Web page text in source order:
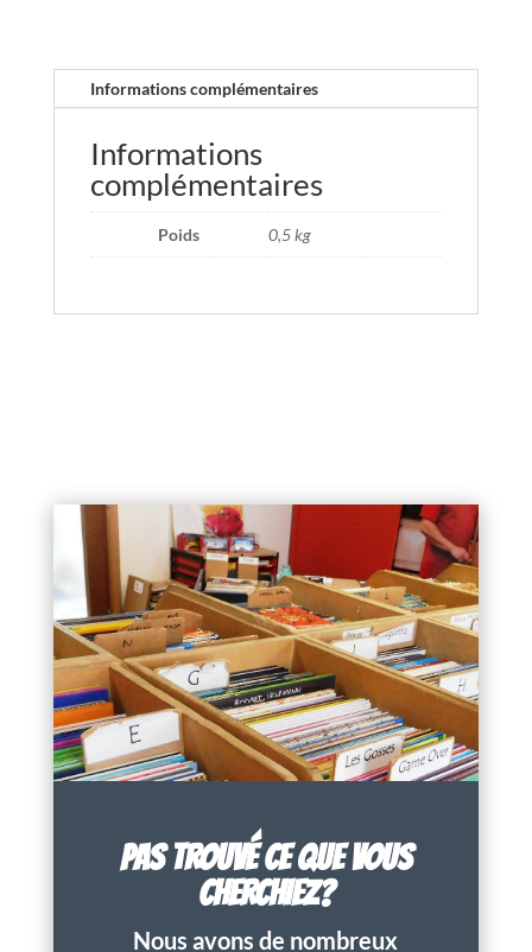
Informations complémentaires
Informations
complémentaires
Poids 0,5 kg
PAS TROUVÉ CE QUE VOUS
CHERCHIEZ?
Nous avons de nombreux